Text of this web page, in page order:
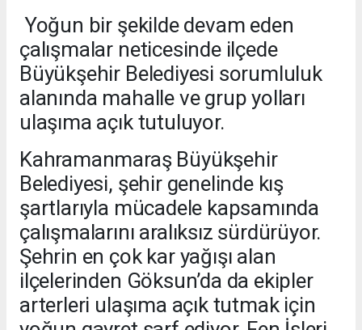
Yoğun bir şekilde devam eden
çalışmalar neticesinde ilçede
Büyükşehir Belediyesi sorumluluk
alanında mahalle ve grup yolları
ulaşıma açık tutuluyor.
Kahramanmaraş Büyükşehir
Belediyesi, şehir genelinde kış
şartlarıyla mücadele kapsamında
çalışmalarını aralıksız sürdürüyor.
Şehrin en çok kar yağışı alan
ilçelerinden Göksun’da da ekipler
arterleri ulaşıma açık tutmak için